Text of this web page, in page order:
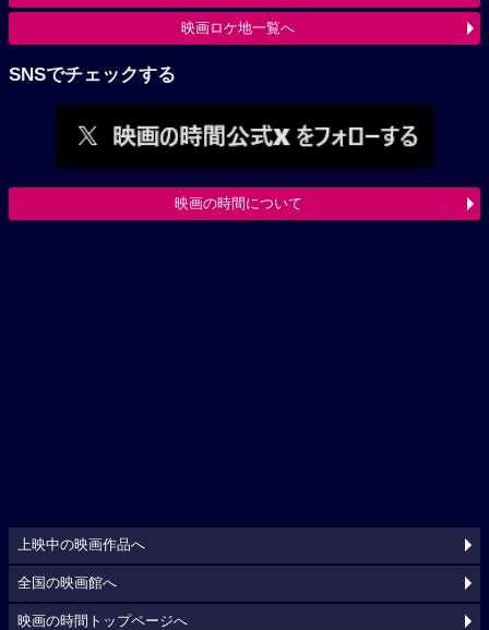
映画ロケ地一覧へ
SNSでチェックする
映画の時間について
上映中の映画作品へ
全国の映画館へ
映画の時間トップページへ